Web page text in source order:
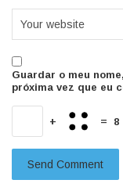
Guardar o meu
próxima vez que eu
+ = 8